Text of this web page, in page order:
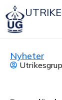
Nyheter